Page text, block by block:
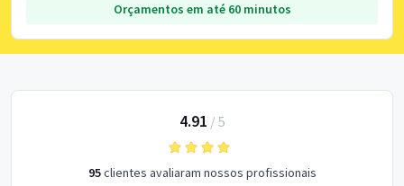
Orçamentos em até 60 minutos
4.91 / 5
95clientes avaliaram nossos profissionais